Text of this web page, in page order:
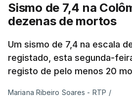
Sismo de 7,4 na
dezenas de mortos
Um sismo de 7,4 na escala
registado, esta segunda-
registo de pelo menos 20
Mariana Ribeiro Soares - RTP /